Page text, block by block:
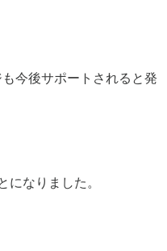
今後サポートされると発
になりました。